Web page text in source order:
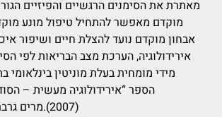
מאתרת את הסימנים הרגשיים והפיזיים
מוקדם מאפשר להתחיל טיפול מונע
אבחון מוקדם נועד להצלת חיים ושיפור
אירידולוגיה, הערכת מצב הבריאות לפי
מידי מומחית בעלת מוניטין
הספר “אירידולוגיה מעשית –
(2007).מרים גרבר 053-4261677